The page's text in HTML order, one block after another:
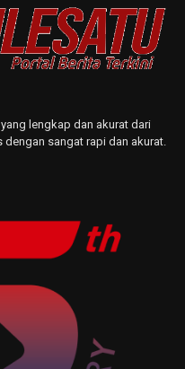
lengkap dan akurat dari
sangat rapi dan akurat.